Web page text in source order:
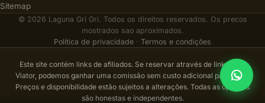
Sitemap
© 2026 Laguna Gri Gri. Todos os direitos reservados. Os precos
mostrados sao aproximados.
Política de privacidade · Termos e condições
Este site contém links de afiliados. Se reservar através de links para
Viator, podemos ganhar uma comissão sem custo adicional para você.
Preços e disponibilidade estão sujeitos a alterações. Todas as opiniões
são honestas e independentes.